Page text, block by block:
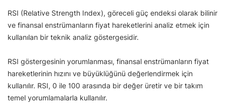
RSI (Relative Strength Index), göreceli güç endeksi olarak bilinir
ve finansal enstrümanların fiyat hareketlerini analiz etmek için
kullanılan bir teknik analiz göstergesidir.
RSI göstergesinin yorumlanması, finansal enstrümanların fiyat
hareketlerinin hızını ve büyüklüğünü değerlendirmek için
kullanılır. RSI, 0 ile 100 arasında bir değer üretir ve bir takım
temel yorumlamalarla kullanılır.